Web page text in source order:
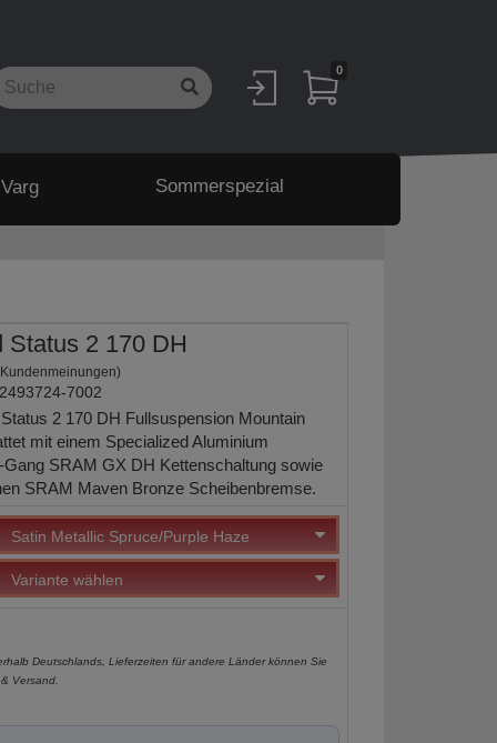
0
Sommerspezial
Status 2 170 DH
7002
2 170 DH Fullsuspension Mountain
mit einem Specialized Aluminium
Gang SRAM GX DH Kettenschaltung sowie
SRAM Maven Bronze Scheibenbremse.
Deutschlands, Lieferzeiten für andere Länder können Sie
Versand.